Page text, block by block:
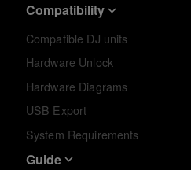
Compatibility
Compatible DJ units
Hardware Unlock
Hardware Diagrams
USB Export
System Requirements
Guide